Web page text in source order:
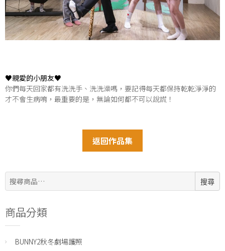
♥親愛的小朋友♥
你們每天回家都有洗洗手、洗洗澡嗎，要記得每天都保持乾乾淨淨的
才不會生病唷，最重要的是，無論如何都不可以說謊！
返回作品集
搜
尋:
搜尋
商品分類
BUNNY2秋冬劇場護照